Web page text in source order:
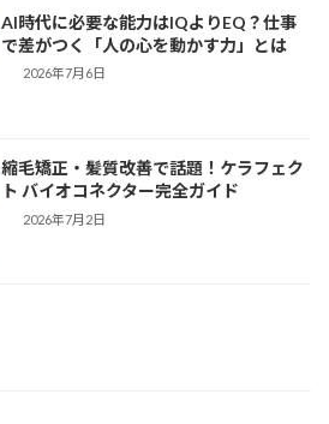
AI時代に必要な能力はIQよりEQ？仕事
で差がつく「人の心を動かす力」とは
2026年7月6日
縮毛矯正・髪質改善で話題！ケラフェク
ト バイオコネクター完全ガイド
2026年7月2日